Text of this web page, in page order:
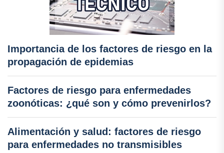
Importancia de los factores de riesgo en la
propagación de epidemias
Factores de riesgo para enfermedades
zoonóticas: ¿qué son y cómo prevenirlos?
Alimentación y salud: factores de riesgo
para enfermedades no transmisibles